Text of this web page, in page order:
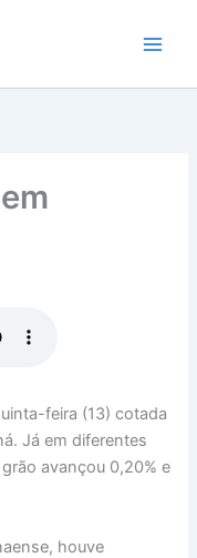
feira (13) cotada
Já em diferentes
avançou 0,20% e
houve